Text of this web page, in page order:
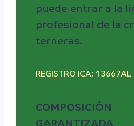
puede entrar a la
profesional de la
terneras.
REGISTRO ICA: 13667AL
COMPOSICIÓN